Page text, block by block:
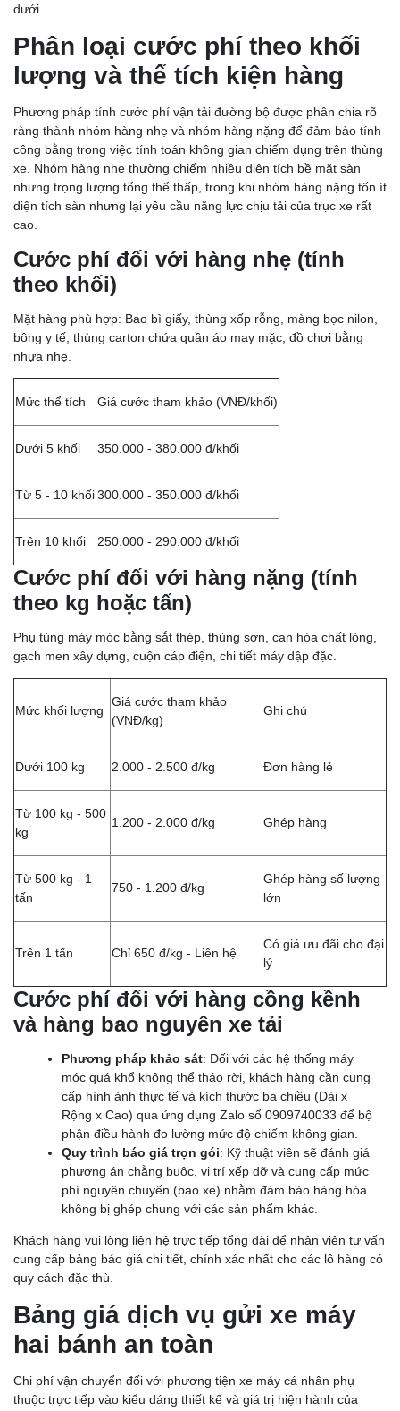
dưới.
Phân loại cước phí theo khối
lượng và thể tích kiện hàng
Phương pháp tính cước phí vận tải đường bộ được phân chia rõ
ràng thành nhóm hàng nhẹ và nhóm hàng nặng để đảm bảo tính
công bằng trong việc tính toán không gian chiếm dụng trên thùng
xe. Nhóm hàng nhẹ thường chiếm nhiều diện tích bề mặt sàn
nhưng trọng lượng tổng thể thấp, trong khi nhóm hàng nặng tốn ít
diện tích sàn nhưng lại yêu cầu năng lực chịu tải của trục xe rất
cao.
Cước phí đối với hàng nhẹ (tính
theo khối)
Mặt hàng phù hợp: Bao bì giấy, thùng xốp rỗng, màng bọc nilon,
bông y tế, thùng carton chứa quần áo may mặc, đồ chơi bằng
nhựa nhẹ.
Mức thể tích Giá cước tham khảo (VNĐ/khối)
Dưới 5 khối 350.000 - 380.000 đ/khối
Từ 5 - 10 khối300.000 - 350.000 đ/khối
Trên 10 khối 250.000 - 290.000 đ/khối
Cước phí đối với hàng nặng (tính
theo kg hoặc tấn)
Phụ tùng máy móc bằng sắt thép, thùng sơn, can hóa chất lỏng,
gạch men xây dựng, cuộn cáp điện, chi tiết máy dập đặc.
Mức khối lượng
Giá cước tham khảo
(VNĐ/kg)
Ghi chú
Dưới 100 kg 2.000 - 2.500 đ/kg Đơn hàng lẻ
Từ 100 kg - 500
kg
1.200 - 2.000 đ/kg Ghép hàng
Từ 500 kg - 1
tấn
750 - 1.200 đ/kg
Ghép hàng số lượng
lớn
Trên 1 tấn Chỉ 650 đ/kg - Liên hệ
Có giá ưu đãi cho đại
lý
Cước phí đối với hàng cồng kềnh
và hàng bao nguyên xe tải
Phương pháp khảo sát: Đối với các hệ thống máy
móc quá khổ không thể tháo rời, khách hàng cần cung
cấp hình ảnh thực tế và kích thước ba chiều (Dài x
Rộng x Cao) qua ứng dụng Zalo số 0909740033 để bộ
phận điều hành đo lường mức độ chiếm không gian.
Quy trình báo giá trọn gói: Kỹ thuật viên sẽ đánh giá
phương án chằng buộc, vị trí xếp dỡ và cung cấp mức
phí nguyên chuyến (bao xe) nhằm đảm bảo hàng hóa
không bị ghép chung với các sản phẩm khác.
Khách hàng vui lòng liên hệ trực tiếp tổng đài để nhân viên tư vấn
cung cấp bảng báo giá chi tiết, chính xác nhất cho các lô hàng có
quy cách đặc thù.
Bảng giá dịch vụ gửi xe máy
hai bánh an toàn
Chi phí vận chuyển đối với phương tiện xe máy cá nhân phụ
thuộc trực tiếp vào kiểu dáng thiết kế và giá trị hiện hành của